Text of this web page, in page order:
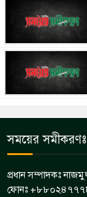
সময়ের সমীকরণঃ
প্রধান সম্পাদকঃ
ফোনঃ